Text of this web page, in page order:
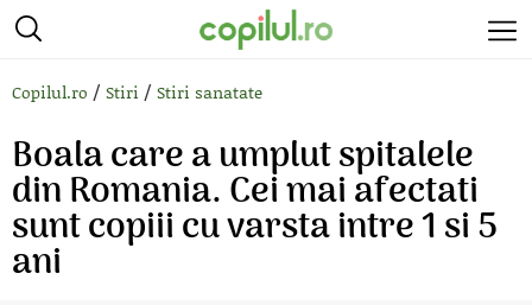
Copilul.ro / Stiri / Stiri sanatate
Boala care a umplut spitalele
din Romania. Cei mai afectati
sunt copiii cu varsta intre 1 si 5
ani